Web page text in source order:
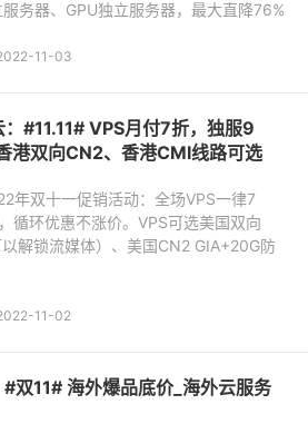
务器、GPU独立服务器，最大直降76%
11-03
#11.11# VPS月付7折，独服9
港双向CN2、香港CMI线路可选
年双十一促销活动：全场VPS一律7
循环优惠不涨价。VPS可选美国双向
解锁流媒体）、美国CN2 GIA+20G防
11-02
双11# 海外爆品底价_海外云服务